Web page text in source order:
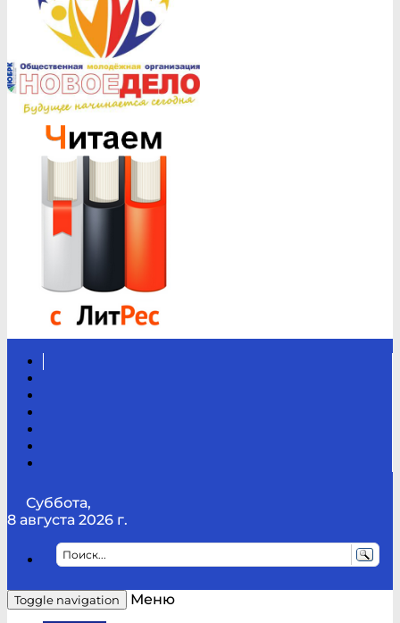
Суббота,
8 августа 2026 г.
Toggle navigation
Меню